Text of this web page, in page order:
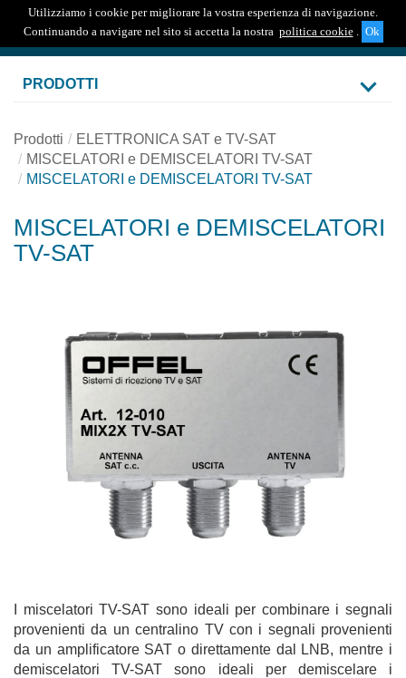
Utilizziamo i cookie per migliorare la vostra esperienza di navigazione.
Continuando a navigare nel sito si accetta la nostra politica cookie .
PRODOTTI
Prodotti
ELETTRONICA SAT e TV-SAT
MISCELATORI e DEMISCELATORI TV-SAT
MISCELATORI e DEMISCELATORI TV-SAT
MISCELATORI e DEMISCELATORI
TV-SAT
I miscelatori TV-SAT sono ideali per combinare i segnali
provenienti da un centralino TV con i segnali provenienti
da un amplificatore SAT o direttamente dal LNB, mentre i
demiscelatori TV-SAT sono ideali per demiscelare i